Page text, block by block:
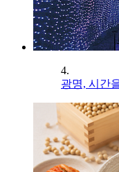
4.
광명, 시간